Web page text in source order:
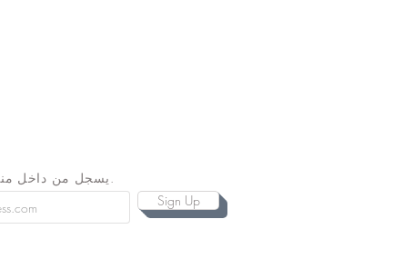
يسجل من داخل منطقة المرمى.
Sign Up